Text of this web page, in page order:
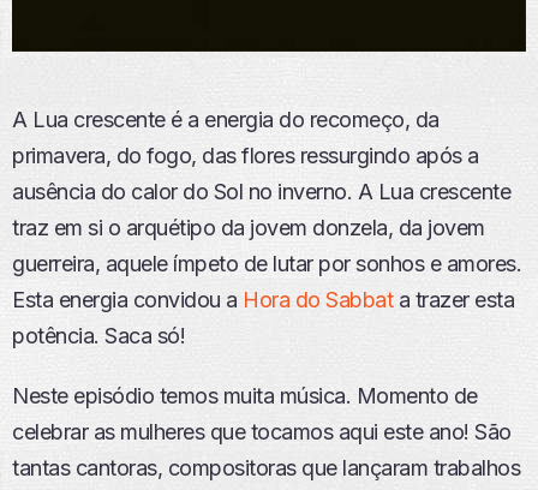
A Lua crescente é a energia do recomeço, da
primavera, do fogo, das flores ressurgindo após a
ausência do calor do Sol no inverno. A Lua crescente
traz em si o arquétipo da jovem donzela, da jovem
guerreira, aquele ímpeto de lutar por sonhos e amores.
Esta energia convidou a Hora do Sabbata trazer esta
potência. Saca só!
Neste episódio temos muita música. Momento de
celebrar as mulheres que tocamos aqui este ano! São
tantas cantoras, compositoras que lançaram trabalhos